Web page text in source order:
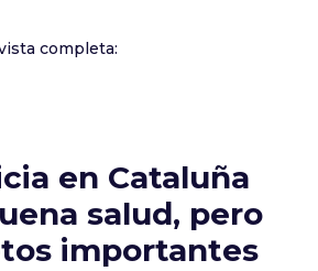
completa:
en Cataluña
salud, pero
importantes